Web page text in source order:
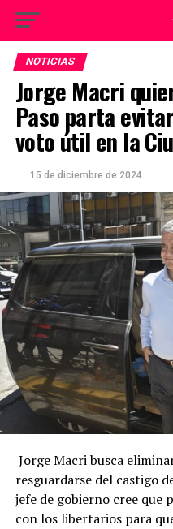
NOTICIAS
Jorge Macri
Paso parta
voto útil en la
15 de diciembre de 2024
Jorge Macri busca
resguardarse del castigo
jefe de gobierno cree que
con los libertarios para